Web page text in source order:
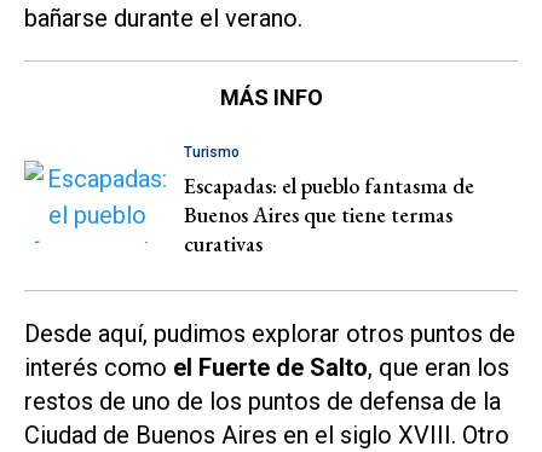
bañarse durante el verano.
MÁS INFO
Turismo
Escapadas: el pueblo fantasma de
Buenos Aires que tiene termas
curativas
Desde aquí, pudimos explorar otros puntos de
interés como el Fuerte de Salto, que eran los
restos de uno de los puntos de defensa de la
Ciudad de Buenos Aires en el siglo XVIII. Otro